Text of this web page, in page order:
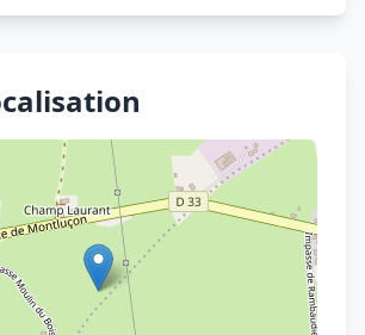
Voir sur OpenStreetMap